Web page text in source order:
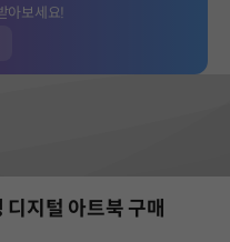
아보세요!
지털 아트북 구매